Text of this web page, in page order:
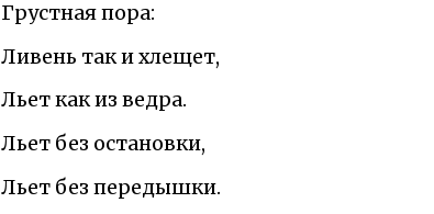
Грустная пора:
Ливень так и хлещет,
Льет как из ведра.
Льет без остановки,
Льет без передышки.